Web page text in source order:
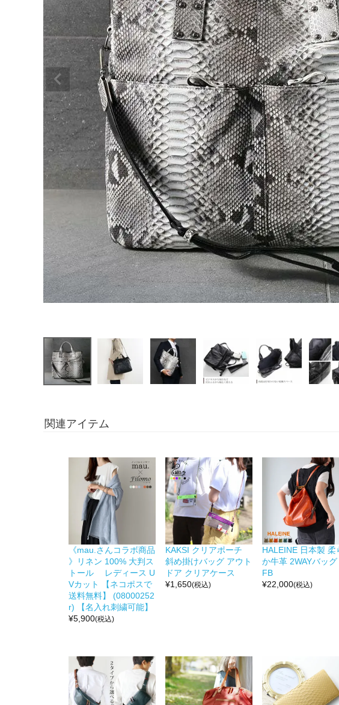
関連アイテム
《mau.さんコラボ商品
》リネン 100% 大判ス
トール レディース U
Vカット 【ネコポスで
送料無料】 (08000252
r) 【名入れ刺繍可能】
¥5,900(税込)
KAKSI クリアポーチ
斜め掛けバッグ アウト
ドア クリアケース
¥1,650(税込)
HALEINE 日本製 柔
か牛革 2WAYバッグ
FB
¥22,000(税込)